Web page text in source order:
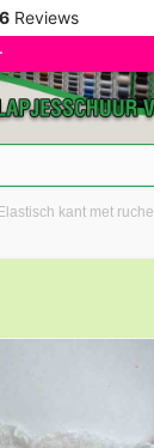
Reviews
Elastisch kant met ruche